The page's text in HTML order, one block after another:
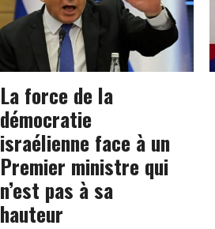
La force de la
démocratie
israélienne face à un
Premier ministre qui
n’est pas à sa
hauteur